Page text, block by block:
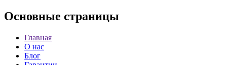
Основные страницы
Главная
О нас
Блог